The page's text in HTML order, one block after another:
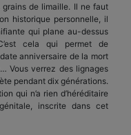
grains de limaille. Il ne faut
historique personnelle, il
qui plane au-dessus
cela qui permet de
anniversaire de la mort
Vous verrez des lignages
pendant dix générations.
qui n’a rien d’héréditaire
inscrite dans cet